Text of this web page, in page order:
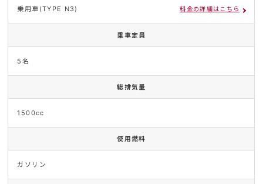
乗用車(TYPE N3) 料金の詳細はこちら
乗車定員
5名
総排気量
1500cc
使用燃料
ガソリン